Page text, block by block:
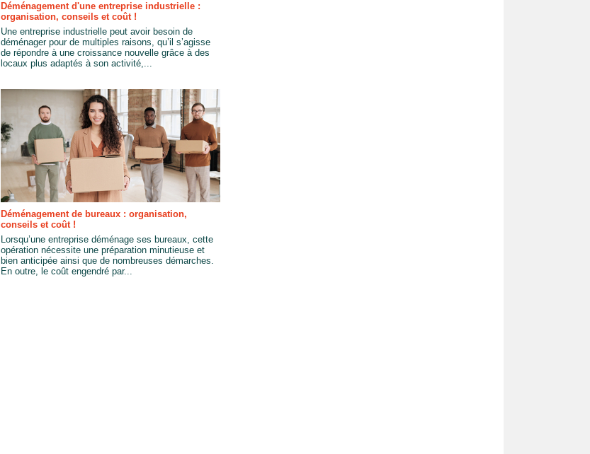
Déménagement d'une entreprise industrielle :
organisation, conseils et coût !
Une entreprise industrielle peut avoir besoin de
déménager pour de multiples raisons, qu’il s’agisse
de répondre à une croissance nouvelle grâce à des
locaux plus adaptés à son activité,...
Déménagement de bureaux : organisation,
conseils et coût !
Lorsqu’une entreprise déménage ses bureaux, cette
opération nécessite une préparation minutieuse et
bien anticipée ainsi que de nombreuses démarches.
En outre, le coût engendré par...